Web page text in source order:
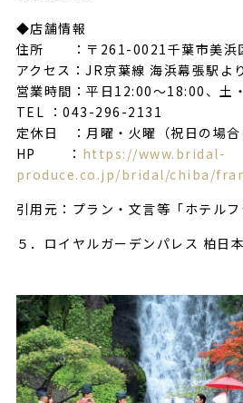
◆店舗情報
住所 ：〒261-0021千葉市美浜
アクセス：JR京葉線 海浜幕張駅よ
営業時間：平日12:00～18:00、土
TEL ：043-296-2131
定休日 ：月曜・火曜（祝日の場合
HP ： https://www.bridal-
produce.co.jp/bridal/chiba/
引用元：プラン・文言等「ホテル
５．ロイヤルガーデンパレス 柏日